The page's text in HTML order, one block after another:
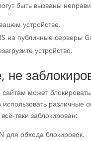
быть вызваны
устройстве.
на публичные серверы
устройство.
не
может
различные
таки заблокирован:
для обхода блокировок.